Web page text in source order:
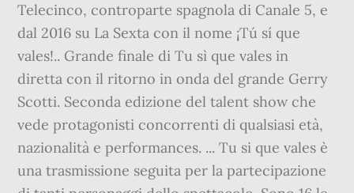
Telecinco, controparte spagnola di Canale 5, e
dal 2016 su La Sexta con il nome ¡Tú sí que
vales!.. Grande finale di Tu sì que vales in
diretta con il ritorno in onda del grande Gerry
Scotti. Seconda edizione del talent show che
vede protagonisti concorrenti di qualsiasi età,
nazionalità e performances. ... Tu si que vales è
una trasmissione seguita per la partecipazione